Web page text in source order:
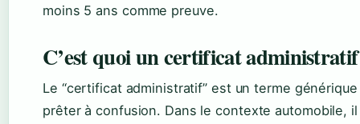
moins 5 ans comme preuve.
C’est quoi un certificat
Le “certificat administratif” est un terme
prêter à confusion. Dans le contexte automobile, il